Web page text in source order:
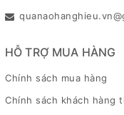
HỖ TRỢ MUA HÀNG
Chính sách mua hàng
Chính sách khách hàng